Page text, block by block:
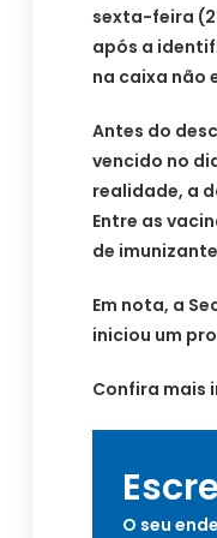
sexta-feira
após a
na caixa não
Antes do
vencido no
realidade, a
Entre as
de
Em nota, a
iniciou um
Confira mais
O seu